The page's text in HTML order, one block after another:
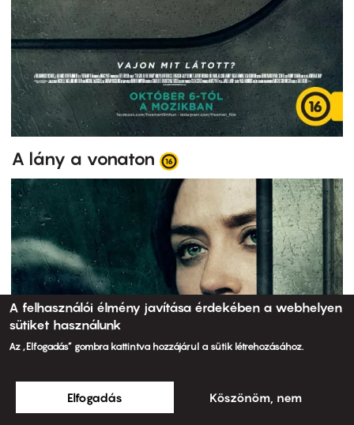
A lány a vonaton
A felhasználói élmény javítása érdekében a webhelyen
sütiket használunk
Az „Elfogadás” gombra kattintva hozzájárul a sütik létrehozásához.
Elfogadás Köszönöm, nem